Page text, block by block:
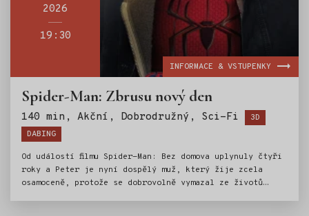
2026
19:30
Spider-Man: Zbrusu nový den
140 min, Akční, Dobrodružný, Sci-Fi Štítky:
3D
DABING
Od událostí filmu Spider-Man: Bez domova uplynuly čtyři
roky a Peter je nyní dospělý muž, který žije zcela
osamoceně, protože se dobrovolně vymazal ze životů
INFORMACE & VSTUPENKY